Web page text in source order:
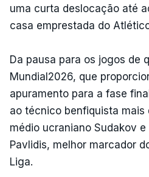
uma curta deslocação até
casa emprestada do
Da pausa para os jogos de
Mundial2026, que
apuramento para a fase
ao técnico benfiquista mais
médio ucraniano Sudakov
Pavlidis, melhor marcador
Liga.